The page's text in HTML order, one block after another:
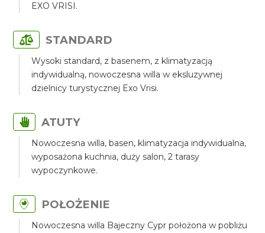
EXO VRISI.
STANDARD
Wysoki standard, z basenem, z klimatyzacją
indywidualną, nowoczesna willa w eksluzywnej
dzielnicy turystycznej Exo Vrisi.
ATUTY
Nowoczesna willa, basen, klimatyzacja indywidualna,
wyposażona kuchnia, duży salon, 2 tarasy
wypoczynkowe.
POŁOŻENIE
Nowoczesna willa Bajeczny Cypr położona w pobliżu